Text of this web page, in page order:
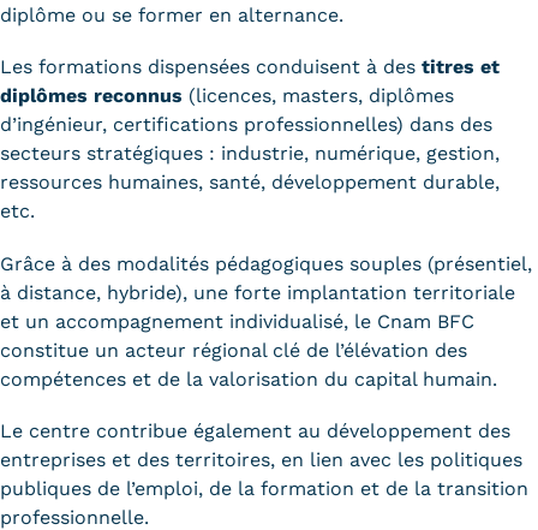
Équivalences, passerelles et
suites de parcours
Modalités d'enseignement
Alternance
Enseignement à distance
Validation des Acquis de
l'Expérience (VAE)
Validation des études
diplôme ou se former en alternance.
Les formations dispensées conduisent à des titres et
diplômes reconnus (licences, masters, diplômes
d’ingénieur, certifications professionnelles) dans des
secteurs stratégiques : industrie, numérique, gestion,
ressources humaines, santé, développement durable,
etc.
Grâce à des modalités pédagogiques souples (présentiel,
à distance, hybride), une forte implantation territoriale
et un accompagnement individualisé, le Cnam BFC
constitue un acteur régional clé de l’élévation des
compétences et de la valorisation du capital humain.
Le centre contribue également au développement des
entreprises et des territoires, en lien avec les politiques
publiques de l’emploi, de la formation et de la transition
professionnelle.